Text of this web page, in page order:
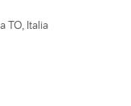
TO, Italia